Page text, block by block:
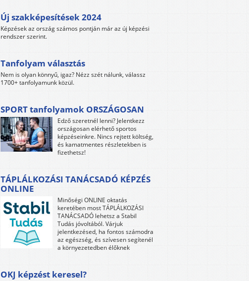
Új szakképesítések 2024
Képzések az ország számos pontján már az új képzési
rendszer szerint.
Tanfolyam választás
Nem is olyan könnyű, igaz? Nézz szét nálunk, válassz
1700+ tanfolyamunk közül.
SPORT tanfolyamok ORSZÁGOSAN
Edző szeretnél lenni? Jelentkezz
országosan elérhető sportos
képzéseinkre. Nincs rejtett költség,
és kamatmentes részletekben is
fizethetsz!
TÁPLÁLKOZÁSI TANÁCSADÓ KÉPZÉS
ONLINE
Minőségi ONLINE oktatás
keretében most TÁPLÁLKOZÁSI
TANÁCSADÓ lehetsz a Stabil
Tudás jóvoltából. Várjuk
jelentkezésed, ha fontos számodra
az egészség, és szívesen segítenél
a környezetedben élőknek
OKJ képzést keresel?